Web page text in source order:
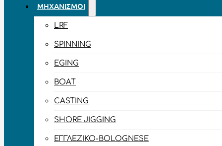
ΜΗΧΑΝΙΣΜΟΊ
LRF
SPINNING
EGING
BOAT
CASTING
SHORE JIGGING
ΕΓΓΛΈΖΙΚΟ-BOLOGNESE